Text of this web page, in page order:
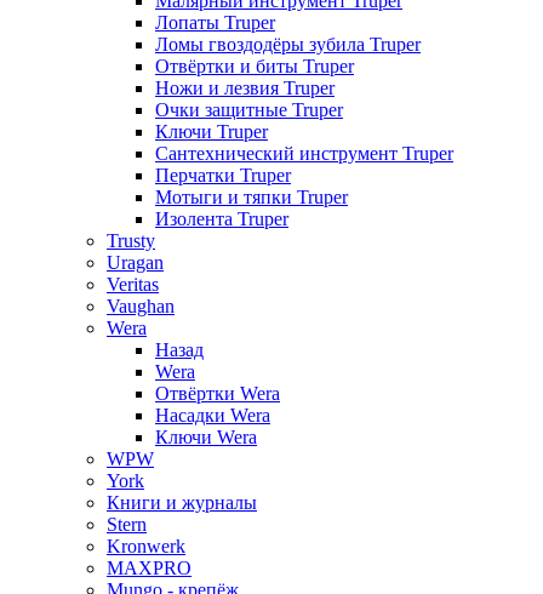
Лопаты Truper
Ломы гвоздодёры зубила Truper
Отвёртки и биты Truper
Ножи и лезвия Truper
Очки защитные Truper
Ключи Truper
Сантехнический инструмент Truper
Перчатки Truper
Мотыги и тяпки Truper
Изолента Truper
Trusty
Uragan
Veritas
Vaughan
Wera
Назад
Wera
Отвёртки Wera
Насадки Wera
Ключи Wera
WPW
York
Книги и журналы
Stern
Kronwerk
MAXPRO
Mungo - крепёж